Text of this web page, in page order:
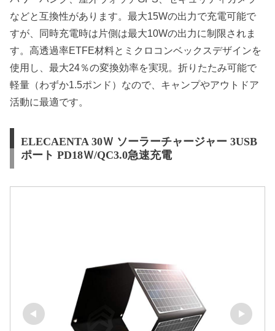
などと互換性があります。最大15Wの出力で充電可能で
すが、同時充電時は片側は最大10Wの出力に制限されま
す。高透過率ETFE材料とミクロコンベックスデザインを
使用し、最大24％の変換効率を実現。折りたたみ可能で
軽量（わずか1.5ポンド）なので、キャンプやアウトドア
活動に最適です。
ELECAENTA 30Ｗ ソーラーチャージャー 3USB
ポート PD18Ｗ/QC3.0急速充電